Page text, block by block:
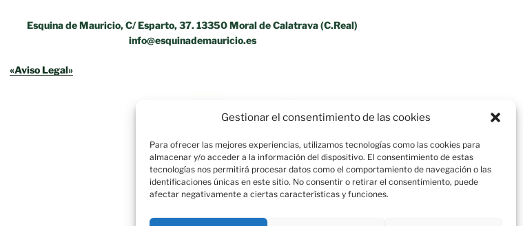
Gestionar el consentimiento de las cookies
Para ofrecer las mejores experiencias, utilizamos tecnologías como las cookies para
almacenar y/o acceder a la información del dispositivo. El consentimiento de estas
tecnologías nos permitirá procesar datos como el comportamiento de navegación o las
identificaciones únicas en este sitio. No consentir o retirar el consentimiento, puede
afectar negativamente a ciertas características y funciones.
Esquina de Mauricio, C/ Esparto, 37. 13350 Moral de Calatrava (C.Real)
info@esquinademauricio.es
«Aviso Legal»